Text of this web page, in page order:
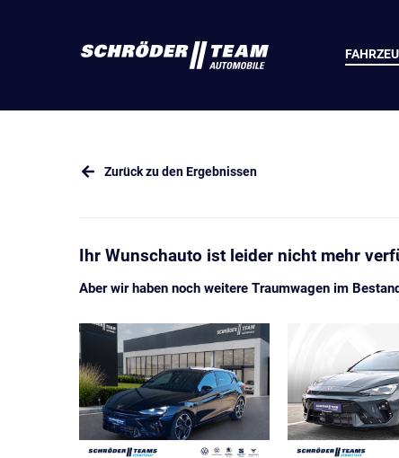
Zurück zu den Ergebnissen
Ihr Wunschauto ist leider nicht mehr
Aber wir haben noch weitere Traumwagen im